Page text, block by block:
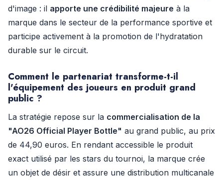
d'image : il apporte une crédibilité majeure à la
marque dans le secteur de la performance sportive et
participe activement à la promotion de l'hydratation
durable sur le circuit.
Comment le partenariat transforme-t-il
l'équipement des joueurs en produit grand
public ?
La stratégie repose sur la commercialisation de la
"AO26 Official Player Bottle" au grand public, au prix
de 44,90 euros. En rendant accessible le produit
exact utilisé par les stars du tournoi, la marque crée
un objet de désir et assure une distribution multicanale